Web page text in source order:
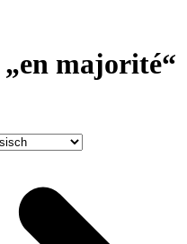
majorité“